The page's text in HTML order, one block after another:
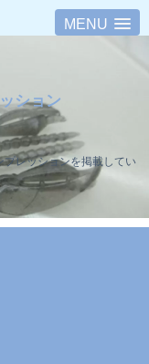
MENU
ション
レッションを掲載してい